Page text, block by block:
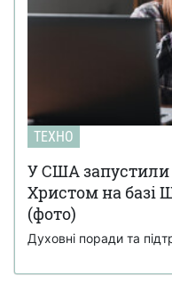
ТЕХНО
У США запустили
Христом на базі
(фото)
Духовні поради та